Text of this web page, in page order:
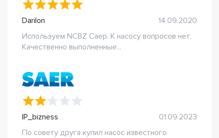
Darilon
14.09.2020
Используем NCBZ Саер. К насосу вопросов нет.
Качественно выполненные...
IP_bizness
01.09.2023
По совету друга купил насос известного